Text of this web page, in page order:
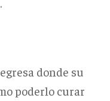
donde su
poderlo curar